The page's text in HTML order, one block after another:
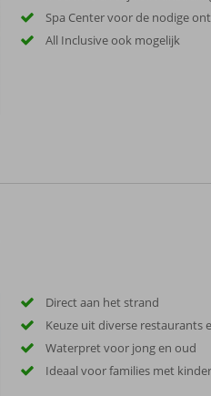
Spa Center voor de nodige
All Inclusive ook mogelijk
Direct aan het strand
Keuze uit diverse restaurants
Waterpret voor jong en oud
Ideaal voor families met